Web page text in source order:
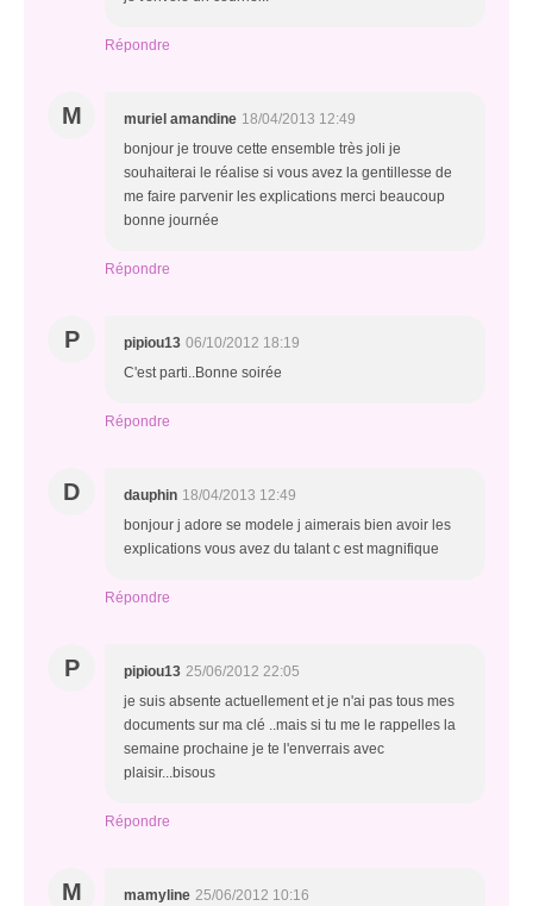
Répondre
M muriel amandine 18/04/2013 12:49
bonjour je trouve cette ensemble très joli je
souhaiterai le réalise si vous avez la gentillesse de
me faire parvenir les explications merci beaucoup
bonne journée
Répondre
P pipiou13 06/10/2012 18:19
C'est parti..Bonne soirée
Répondre
D dauphin 18/04/2013 12:49
bonjour j adore se modele j aimerais bien avoir les
explications vous avez du talant c est magnifique
Répondre
P pipiou13 25/06/2012 22:05
je suis absente actuellement et je n'ai pas tous mes
documents sur ma clé ..mais si tu me le rappelles la
semaine prochaine je te l'enverrais avec
plaisir...bisous
Répondre
M mamyline 25/06/2012 10:16